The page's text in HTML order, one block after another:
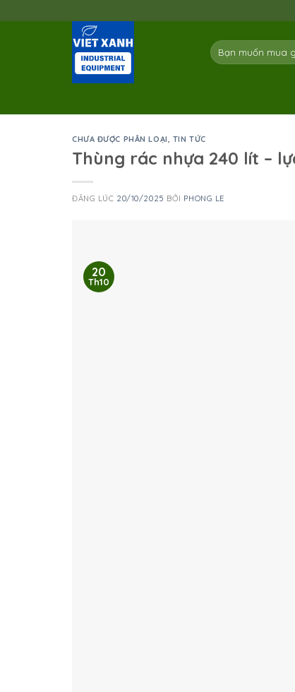
to
Tìm
kiếm:
CHƯA ĐƯỢC PHÂN LOẠI, TIN TỨC
Thùng rác nhựa 240 lít –
ĐĂNG LÚC 20/10/2025 BỞI PHONG LE
20
Th10